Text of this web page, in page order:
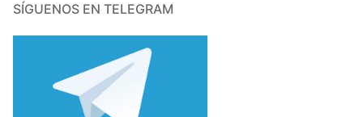
SÍGUENOS EN TELEGRAM